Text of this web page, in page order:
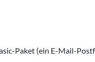
Paket (ein E-Mail-